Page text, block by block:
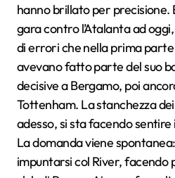
hanno brillato per precisione.
gara contro l’Atalanta ad
di errori che nella prima
avevano fatto parte del suo
decisive a Bergamo, poi
Tottenham. La stanchezza
adesso, si sta facendo
La domanda viene
impuntarsi col River,